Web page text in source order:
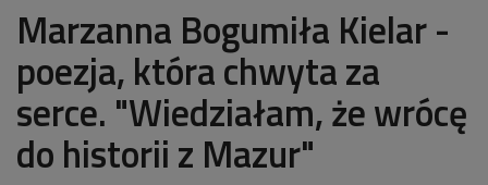
Marzanna Bogumiła Kielar -
poezja, która chwyta za
serce. "Wiedziałam, że wrócę
do historii z Mazur"